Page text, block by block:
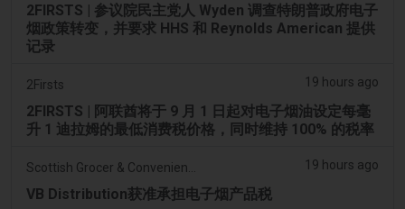
2FIRSTS | 参议院民主党人 Wyden 调查特朗普政府电子
烟政策转变，并要求 HHS 和 Reynolds American 提供
记录
2Firsts 19 hours ago
2FIRSTS | 阿联酋将于 9 月 1 日起对电子烟油设定每毫
升 1 迪拉姆的最低消费税价格，同时维持 100% 的税率
19 hours ago
VB Distribution获准承担电子烟产品税